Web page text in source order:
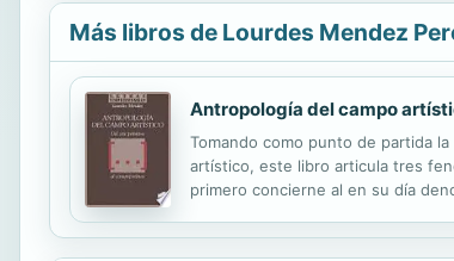
Más libros de Lourdes Mendez
Antropología del campo
Tomando como punto de partida
artístico, este libro articula tres
primero concierne al en su día